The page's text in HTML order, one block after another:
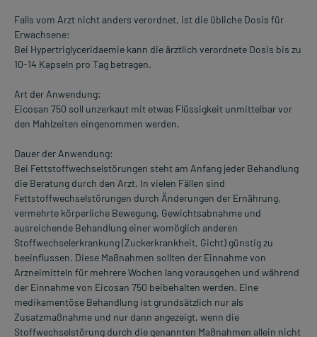
Falls vom Arzt nicht anders verordnet, ist die übliche Dosis für
Erwachsene:
Bei Hypertriglyceridaemie kann die ärztlich verordnete Dosis bis zu
10-14 Kapseln pro Tag betragen.
Art der Anwendung:
Eicosan 750 soll unzerkaut mit etwas Flüssigkeit unmittelbar vor
den Mahlzeiten eingenommen werden.
Dauer der Anwendung:
Bei Fettstoffwechselstörungen steht am Anfang jeder Behandlung
die Beratung durch den Arzt. In vielen Fällen sind
Fettstoffwechselstörungen durch Änderungen der Ernährung,
vermehrte körperliche Bewegung, Gewichtsabnahme und
ausreichende Behandlung einer womöglich anderen
Stoffwechselerkrankung (Zuckerkrankheit, Gicht) günstig zu
beeinflussen. Diese Maßnahmen sollten der Einnahme von
Arzneimitteln für mehrere Wochen lang vorausgehen und während
der Einnahme von Eicosan 750 beibehalten werden. Eine
medikamentöse Behandlung ist grundsätzlich nur als
Zusatzmaßnahme und nur dann angezeigt, wenn die
Stoffwechselstörung durch die genannten Maßnahmen allein nicht